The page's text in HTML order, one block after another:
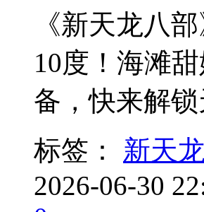
《新天龙八
10度！海滩
备，快来解
标签：
新天
2026-06-30